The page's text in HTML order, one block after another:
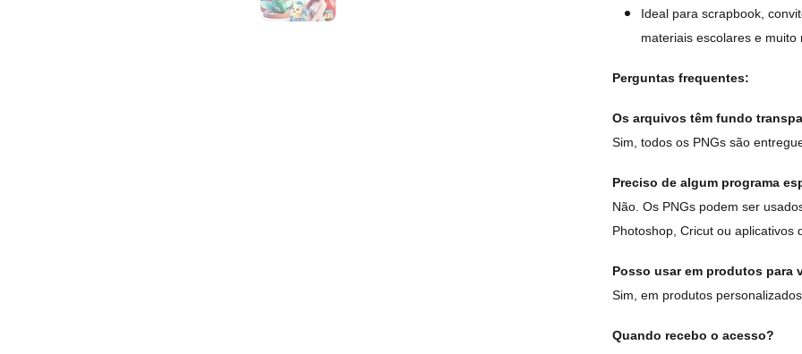
Ideal para scrapbook,
materiais escolares e muito
Perguntas frequentes:
Os arquivos têm fundo
Sim, todos os PNGs são
Preciso de algum programa
Não. Os PNGs podem ser
Photoshop, Cricut ou aplicativos
Posso usar em produtos para
Sim, em produtos
Quando recebo o acesso?